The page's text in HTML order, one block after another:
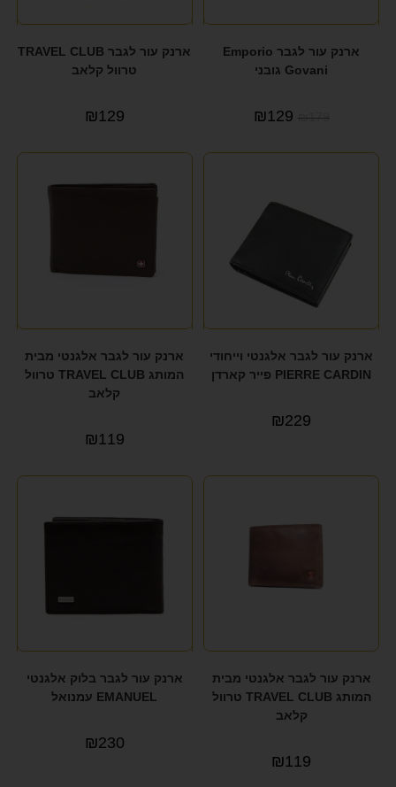
ארנק עור לגבר Emporio
Govani גובני
₪179
₪129
ארנק עור לגבר TRAVEL CLUB
טרוול קלאב
₪129
ארנק עור לגבר אלגנטי וייחודי
PIERRE CARDIN פייר קארדן
₪229
ארנק עור לגבר אלגנטי מבית
המותג TRAVEL CLUB טרוול
קלאב
₪119
ארנק עור לגבר אלגנטי מבית
המותג TRAVEL CLUB טרוול
קלאב
₪119
ארנק עור לגבר בלוק אלגנטי
EMANUEL עמנואל
₪230